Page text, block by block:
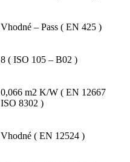
Vhodné – Pass ( EN 425 )
8 ( ISO 105 – B02 )
0,066 m2 K/W ( EN 12667
ISO 8302 )
Vhodné ( EN 12524 )